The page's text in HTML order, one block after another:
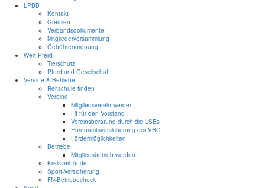
LPBB
Kontakt
Gremien
Verbandsdokumente
Mitgliederversammlung
Gebührenordnung
Wert Pferd
Tierschutz
Pferd und Gesellschaft
Vereine & Betriebe
Reitschule finden
Vereine
Mitgliedsverein werden
Fit für den Vorstand
Vereinsberatung durch die LSBs
Ehrenamtsversicherung der VBG
Fördermöglichkeiten
Betriebe
Mitgliedsbetrieb werden
Kreisverbände
Sport-Versicherung
FN-Betriebecheck